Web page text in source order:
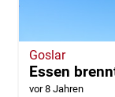
Goslar
Essen
vor 8 Jahren